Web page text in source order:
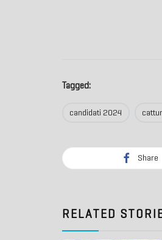
Tagged:
candidati 2024
Share
RELATED